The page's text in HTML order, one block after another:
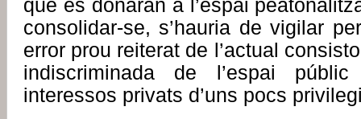
que es donaran a l’espai
consolidar-se, s’hauria de vigilar
error prou reiterat de l’actual
indiscriminada de l’espai
interessos privats d’uns pocs